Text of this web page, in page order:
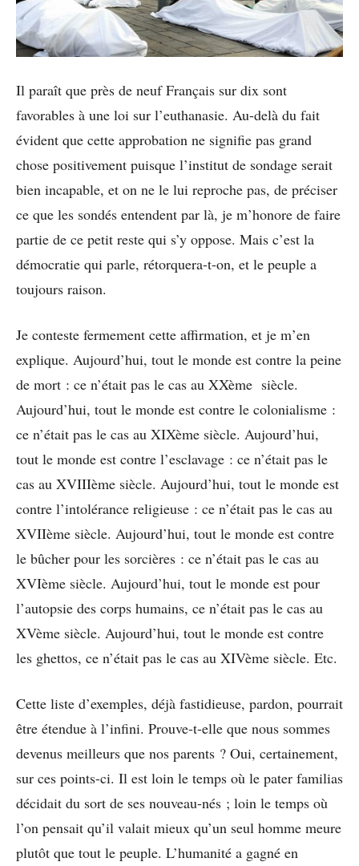
Il paraît que près de neuf Français sur dix sont
favorables à une loi sur l’euthanasie. Au-delà du fait
évident que cette approbation ne signifie pas grand
chose positivement puisque l’institut de sondage serait
bien incapable, et on ne le lui reproche pas, de préciser
ce que les sondés entendent par là, je m’honore de faire
partie de ce petit reste qui s’y oppose. Mais c’est la
démocratie qui parle, rétorquera-t-on, et le peuple a
toujours raison.
Je conteste fermement cette affirmation, et je m’en
explique. Aujourd’hui, tout le monde est contre la peine
de mort : ce n’était pas le cas au XXème siècle.
Aujourd’hui, tout le monde est contre le colonialisme :
ce n’était pas le cas au XIXème siècle. Aujourd’hui,
tout le monde est contre l’esclavage : ce n’était pas le
cas au XVIIIème siècle. Aujourd’hui, tout le monde est
contre l’intolérance religieuse : ce n’était pas le cas au
XVIIème siècle. Aujourd’hui, tout le monde est contre
le bûcher pour les sorcières : ce n’était pas le cas au
XVIème siècle. Aujourd’hui, tout le monde est pour
l’autopsie des corps humains, ce n’était pas le cas au
XVème siècle. Aujourd’hui, tout le monde est contre
les ghettos, ce n’était pas le cas au XIVème siècle. Etc.
Cette liste d’exemples, déjà fastidieuse, pardon, pourrait
être étendue à l’infini. Prouve-t-elle que nous sommes
devenus meilleurs que nos parents ? Oui, certainement,
sur ces points-ci. Il est loin le temps où le pater familias
décidait du sort de ses nouveau-nés ; loin le temps où
l’on pensait qu’il valait mieux qu’un seul homme meure
plutôt que tout le peuple. L’humanité a gagné en